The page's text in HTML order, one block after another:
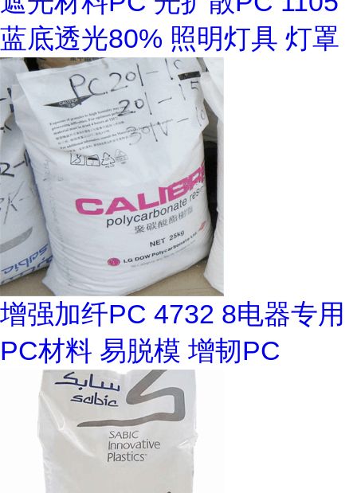
蓝底透光80% 照明灯具 灯罩
增强加纤PC 4732 8电器专用
PC材料 易脱模 增韧PC